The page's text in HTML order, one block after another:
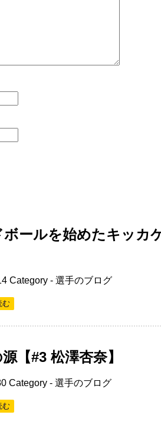
ールを始めたキッカ
Category - 選手のブログ
む
【#3 松澤杏奈】
Category - 選手のブログ
む